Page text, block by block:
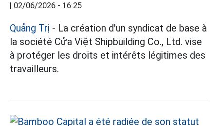
| 02/06/2026 - 16:25
Quảng Trị - La création d'un syndicat de base à
la société Cửa Việt Shipbuilding Co., Ltd. vise
à protéger les droits et intérêts légitimes des
travailleurs.